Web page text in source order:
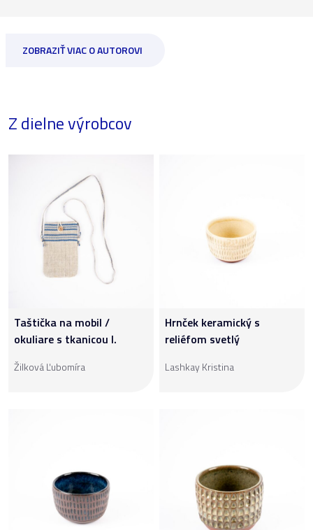
ZOBRAZIŤ VIAC O AUTOROVI
Z dielne výrobcov
Taštička na mobil /
okuliare s tkanicou I.
Žilková Ľubomíra
Hrnček keramický s
reliéfom svetlý
Lashkay Kristina